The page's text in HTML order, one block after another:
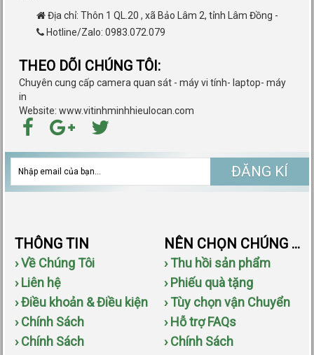
Địa chỉ: Thôn 1 QL.20 , xã Bảo Lâm 2, tỉnh Lâm Đồng -
Hotline/Zalo: 0983.072.079
THEO DÕI CHÚNG TÔI:
Chuyên cung cấp camera quan sát - máy vi tính- laptop- máy
in
Website: www.vitinhminhhieulocan.com
ĐĂNG KÍ
THÔNG TIN
› Về Chúng Tôi
› Liên hệ
› Điều khoản & Điều kiện
› Chính Sách
› Chính Sách
NÊN CHỌN CHÚNG TÔI
› Thu hồi sản phẩm
› Phiếu quà tặng
› Tùy chọn vận Chuyển
› Hỗ trợ FAQs
› Chính Sách